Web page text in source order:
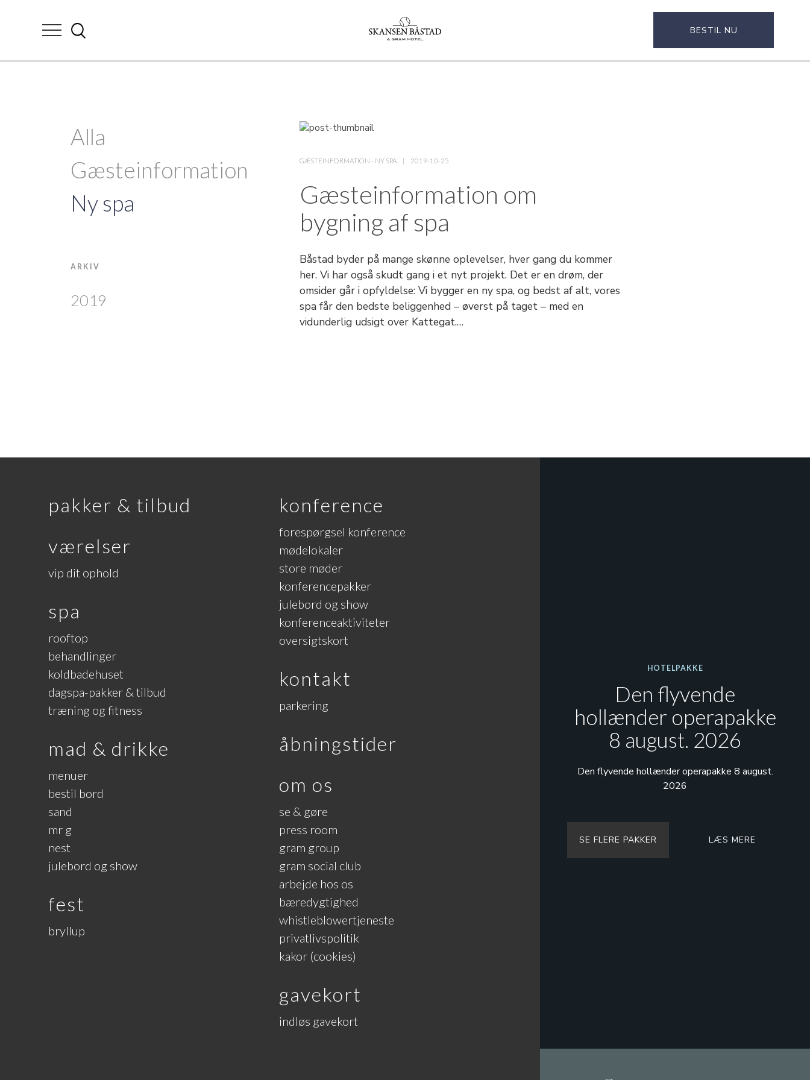
BESTIL NU
Alla
Gæsteinformation
Ny spa
ARKIV
2019
GÆSTEINFORMATION - NY SPA 2019-10-25
Gæsteinformation om
bygning af spa
Båstad byder på mange skønne oplevelser, hver gang du kommer
her. Vi har også skudt gang i et nyt projekt. Det er en drøm, der
omsider går i opfyldelse: Vi bygger en ny spa, og bedst af alt, vores
spa får den bedste beliggenhed – øverst på taget – med en
vidunderlig udsigt over Kattegat.…
pakker & tilbud
værelser
vip dit ophold
spa
rooftop
behandlinger
koldbadehuset
dagspa-pakker & tilbud
træning og fitness
mad & drikke
menuer
bestil bord
sand
mr g
nest
julebord og show
fest
bryllup
konference
forespørgsel konference
mødelokaler
store møder
konferencepakker
julebord og show
konferenceaktiviteter
oversigtskort
kontakt
parkering
åbningstider
om os
se & gøre
press room
gram group
gram social club
arbejde hos os
bæredygtighed
whistleblowertjeneste
privatlivspolitik
kakor (cookies)
gavekort
indløs gavekort
HOTELPAKKE
Den flyvende
hollænder operapakke
8 august. 2026
Den flyvende hollænder operapakke 8 august.
2026
SE FLERE PAKKER LÆS MERE